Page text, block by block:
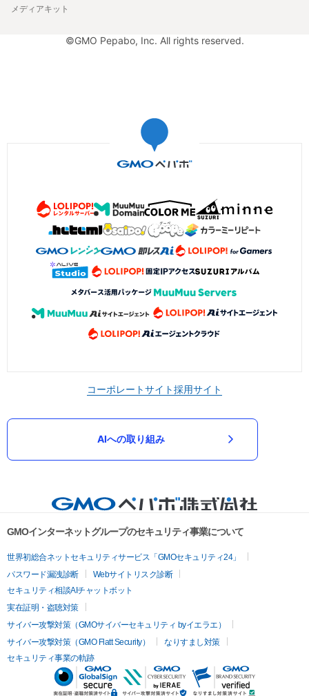
メディアキット
©GMO Pepabo, Inc. All rights reserved.
コーポレートサイト採用サイト
AIへの取り組み
GMOインターネットグループのセキュリティ事業について
世界初総合ネットセキュリティサービス「GMOセキュリティ24」
パスワード漏洩診断
Webサイトリスク診断
セキュリティ相談AIチャットボット
実在証明・盗聴対策
サイバー攻撃対策（GMOサイバーセキュリティ byイエラエ）
サイバー攻撃対策（GMO Flatt Security）
なりすまし対策
セキュリティ事業の軌跡